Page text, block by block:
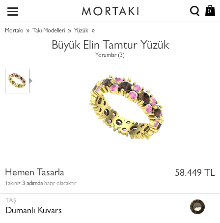
0
Mortakı » Takı Modelleri » Yüzük »
Büyük Elin Tamtur Yüzük
Yorumlar (3)
Hemen Tasarla
Takınız 3 adımdahazır olacaktır
58.449 TL
TAŞ
Dumanlı Kuvars